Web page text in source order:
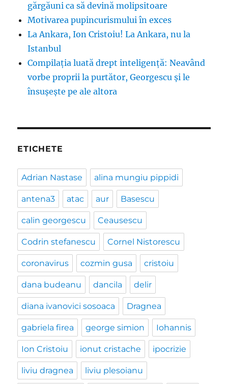
gărgăuni ca să devină molipsitoare
Motivarea pupincurismului în exces
La Ankara, Ion Cristoiu! La Ankara, nu la
Istanbul
Compilația luată drept inteligență: Neavând
vorbe proprii la purtător, Georgescu și le
însușește pe ale altora
ETICHETE
Adrian Nastase alina mungiu pippidi
antena3 atac aur Basescu
calin georgescu Ceausescu
Codrin stefanescu Cornel Nistorescu
coronavirus cozmin gusa cristoiu
dana budeanu dancila delir
diana ivanovici sosoaca Dragnea
gabriela firea george simion Iohannis
Ion Cristoiu ionut cristache ipocrizie
liviu dragnea liviu plesoianu